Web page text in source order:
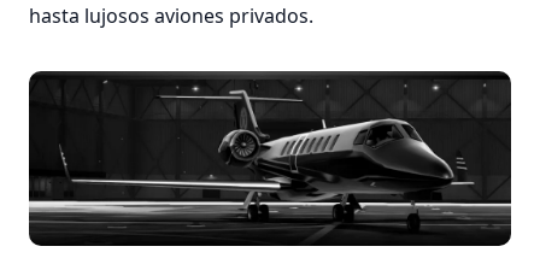
hasta lujosos aviones privados.